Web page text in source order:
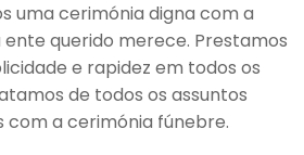
uma cerimónia digna com a
ente querido merece. Prestamos
e rapidez em todos os
de todos os assuntos
com a cerimónia fúnebre.